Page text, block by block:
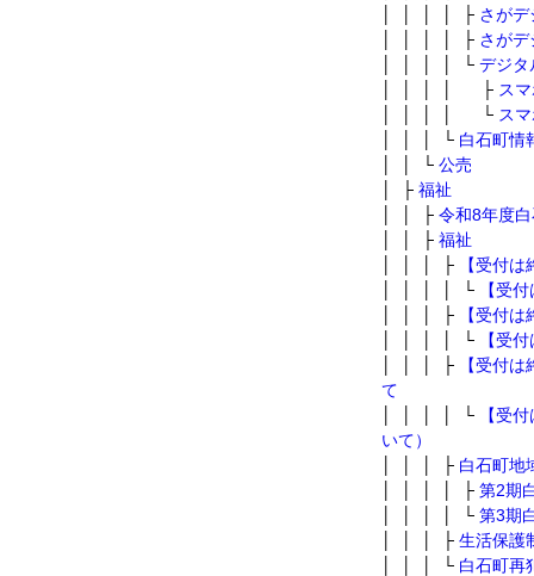
│ │ │ │ ├ さが
│ │ │ │ ├ さが
│ │ │ │ └ デジタ
│ │ │ │ ├ ス
│ │ │ │ └ ス
│ │ │ └ 白石町情
│ │ └ 公売
│ ├ 福祉
│ │ ├ 令和8年度
│ │ ├ 福祉
│ │ │ ├
【受付
│ │ │ │ └
【受
│ │ │ ├
【受付
│ │ │ │ └
【受
│ │ │ ├
【受付
て
│ │ │ │ └
【受
いて）
│ │ │ ├ 白石町地
│ │ │ │ ├ 第2期
│ │ │ │ └ 第3期
│ │ │ ├ 生活保護
│ │ │ └ 白石町再